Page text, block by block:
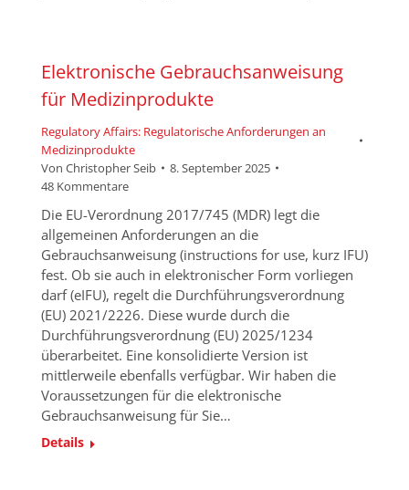
Elektronische Gebrauchsanweisung
für Medizinprodukte
Regulatory Affairs: Regulatorische Anforderungen an
Medizinprodukte
Von Christopher Seib
8. September 2025
48 Kommentare
Die EU-Verordnung 2017/745 (MDR) legt die
allgemeinen Anforderungen an die
Gebrauchsanweisung (instructions for use, kurz IFU)
fest. Ob sie auch in elektronischer Form vorliegen
darf (eIFU), regelt die Durchführungsverordnung
(EU) 2021/2226. Diese wurde durch die
Durchführungsverordnung (EU) 2025/1234
überarbeitet. Eine konsolidierte Version ist
mittlerweile ebenfalls verfügbar. Wir haben die
Voraussetzungen für die elektronische
Gebrauchsanweisung für Sie…
Details